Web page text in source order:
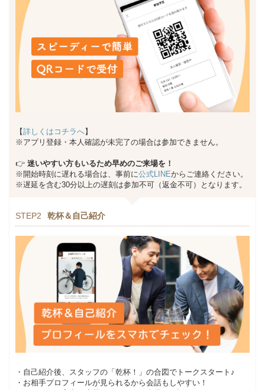
【詳しくはコチラへ】
※アプリ登録・本人確認が未完了の場合は参加できません。
👉 迷いやすい方もいるため早めのご来場を！
※開始時刻に遅れる場合は、事前に公式LINEからご連絡ください。
※遅延を含む30分以上の遅刻は参加不可（返金不可）となります。
STEP2 乾杯＆自己紹介
・自己紹介後、スタッフの「乾杯！」の合図でトークスタート♪
・お相手プロフィールが見られるから会話もしやすい！